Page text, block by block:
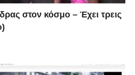
στον κόσμο – Έχει τρεις